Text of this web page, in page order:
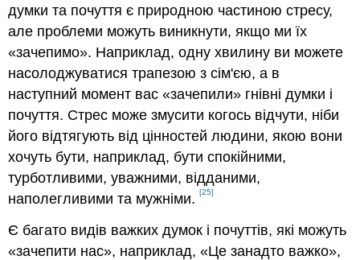
думки та почуття є природною частиною стресу,
але проблеми можуть виникнути, якщо ми їх
«зачепимо». Наприклад, одну хвилину ви можете
насолоджуватися трапезою з сім'єю, а в
наступний момент вас «зачепили» гнівні думки і
почуття. Стрес може змусити когось відчути, ніби
його відтягують від цінностей людини, якою вони
хочуть бути, наприклад, бути спокійними,
турботливими, уважними, відданими,
наполегливими та мужніми.[25]
Є багато видів важких думок і почуттів, які можуть
«зачепити нас», наприклад, «Це занадто важко»,